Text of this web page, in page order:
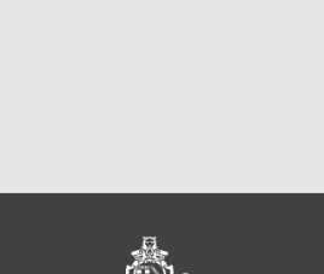
Pié di pagina di